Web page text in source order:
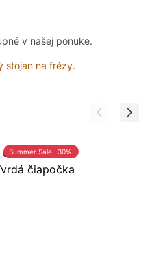
v našej ponuke.
stojan na frézy.
Summer Sale -30%